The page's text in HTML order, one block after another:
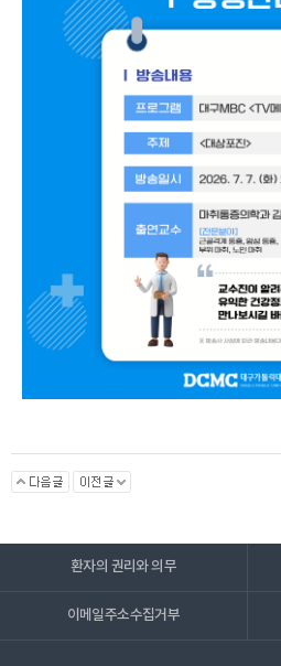
환자의 권리와 의무
이메일주소수집거부